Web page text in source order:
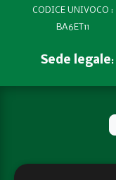
CODICE UNIVOCO :
BA6ET11
Sede legale